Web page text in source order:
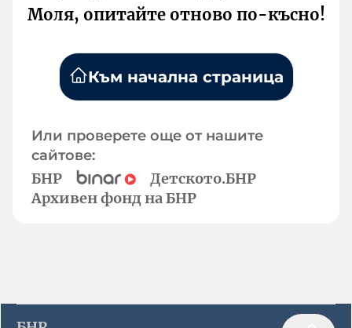
Моля, опитайте отново по-късно!
Към начална страница
Или проверете още от нашите
сайтове:
БНР
Детското.БНР
Архивен фонд на БНР